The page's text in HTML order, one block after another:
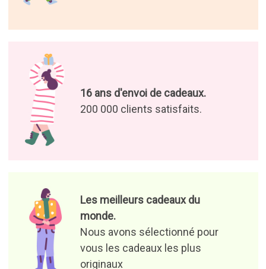
16 ans d'envoi de cadeaux.
200 000 clients satisfaits.
Les meilleurs cadeaux du
monde.
Nous avons sélectionné pour
vous les cadeaux les plus
originaux